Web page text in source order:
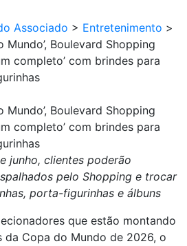
Associado > Entretenimento >
Mundo’, Boulevard Shopping
completo’ com brindes para
Mundo’, Boulevard Shopping
completo’ com brindes para
junho, clientes poderão
pelo Shopping e trocar
porta-figurinhas e álbuns
que estão montando
da Copa do Mundo de 2026, o